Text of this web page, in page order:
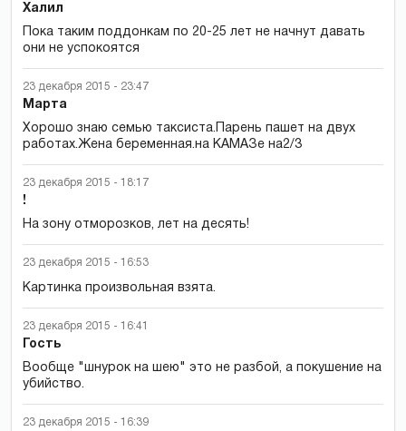
Халил
Пока таким поддонкам по 20-25 лет не начнут давать
они не успокоятся
23 декабря 2015 - 23:47
Марта
Хорошо знаю семью таксиста.Парень пашет на двух
работах.Жена беременная.на КАМАЗе на2/3
23 декабря 2015 - 18:17
!
На зону отморозков, лет на десять!
23 декабря 2015 - 16:53
Картинка произвольная взята.
23 декабря 2015 - 16:41
Гость
Вообще "шнурок на шею" это не разбой, а покушение на
убийство.
23 декабря 2015 - 16:39